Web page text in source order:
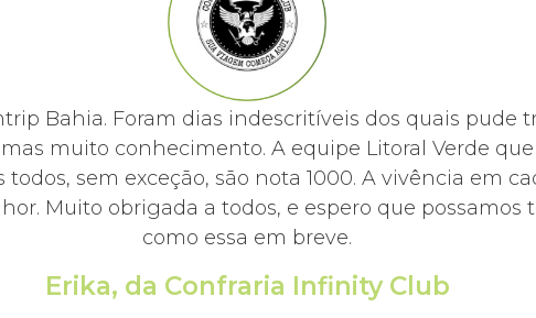
Bahia. Foram dias indescritíveis dos quais pude
muito conhecimento. A equipe Litoral Verde
sem exceção, são nota 1000. A vivência em
Muito obrigada a todos, e espero que possamos
como essa em breve.
Erika, da Confraria Infinity Club